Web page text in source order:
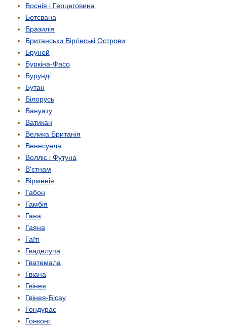
Боснія і Герцеговина
Ботсвана
Бразилія
Британськи Віргінські Острови
Бруней
Буркіна-Фасо
Бурунді
Бутан
Білорусь
Вануату
Ватикан
Велика Британія
Венесуела
Волліс і Футуна
В'єтнам
Вірменія
Габон
Гамбія
Гана
Гаяна
Гаїті
Гваделупа
Гватемала
Гвіана
Гвінея
Гвінея-Бісау
Гондурас
Гонконг